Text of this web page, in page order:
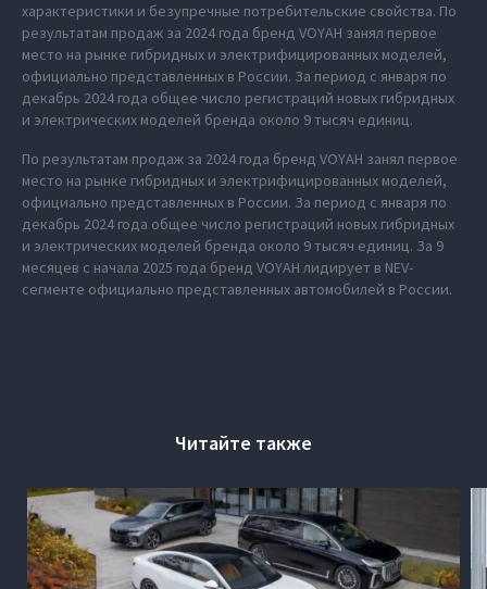
характеристики и безупречные потребительские свойства. По
результатам продаж за 2024 года бренд VOYAH занял первое
место на рынке гибридных и электрифицированных моделей,
официально представленных в России. За период с января по
декабрь 2024 года общее число регистраций новых гибридных
и электрических моделей бренда около 9 тысяч единиц.
По результатам продаж за 2024 года бренд VOYAH занял первое
место на рынке гибридных и электрифицированных моделей,
официально представленных в России. За период с января по
декабрь 2024 года общее число регистраций новых гибридных
и электрических моделей бренда около 9 тысяч единиц. За 9
месяцев с начала 2025 года бренд VOYAH лидирует в NEV-
сегменте официально представленных автомобилей в России.
Читайте также